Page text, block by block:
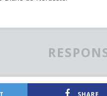
SHARE